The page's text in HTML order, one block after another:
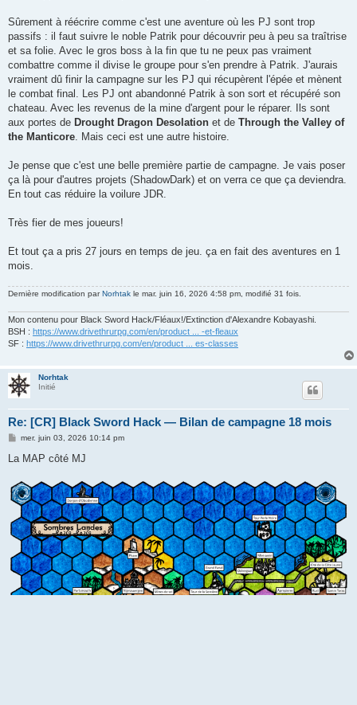
Sûrement à réécrire comme c'est une aventure où les PJ sont trop
passifs : il faut suivre le noble Patrik pour découvrir peu à peu sa traîtrise
et sa folie. Avec le gros boss à la fin que tu ne peux pas vraiment
combattre comme il divise le groupe pour s'en prendre à Patrik. J'aurais
vraiment dû finir la campagne sur les PJ qui récupèrent l'épée et mènent
le combat final. Les PJ ont abandonné Patrik à son sort et récupéré son
chateau. Avec les revenus de la mine d'argent pour le réparer. Ils sont
aux portes de Drought Dragon Desolation et de Through the Valley of
the Manticore . Mais ceci est une autre histoire.
Je pense que c'est une belle première partie de campagne. Je vais poser
ça là pour d'autres projets (ShadowDark) et on verra ce que ça deviendra.
En tout cas réduire la voilure JDR.
Très fier de mes joueurs!
Et tout ça a pris 27 jours en temps de jeu. ça en fait des aventures en 1
mois.
Dernière modification parNorhtak le mar. juin 16, 2026 4:58 pm, modifié 31 fois.
Mon contenu pour Black Sword Hack/Fléaux!/Extinction d'Alexandre Kobayashi.
BSH : https://www.drivethrurpg.com/en/product ... -et-fleaux
SF : https://www.drivethrurpg.com/en/product ... es-classes
Norhtak
Initié
Re: [CR] Black Sword Hack — Bilan de campagne 18 mois
M
s
g
e
mer. juin 03, 2026 10:14 pm
La MAP côté MJ